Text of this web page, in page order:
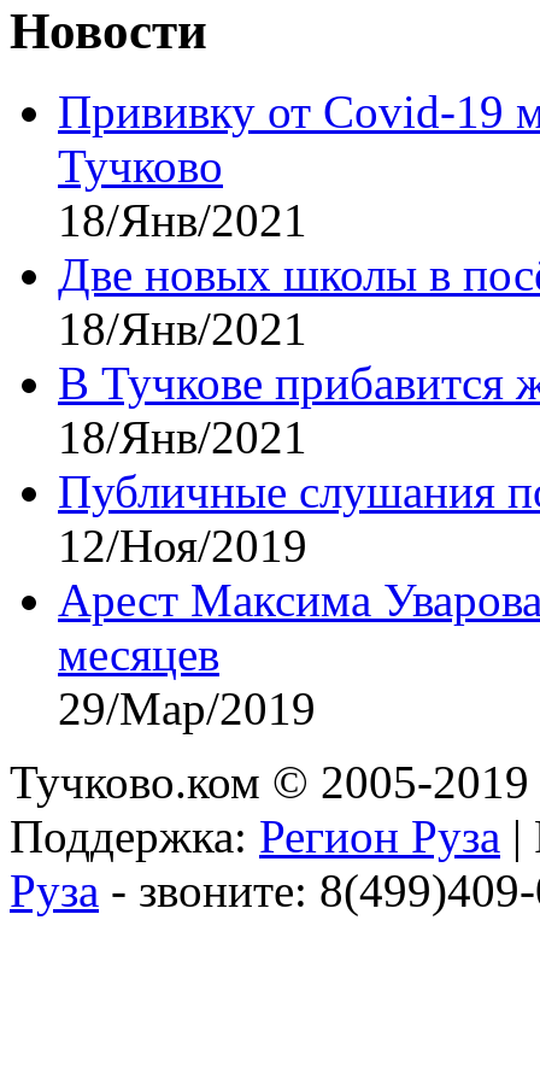
Новости
Прививку от Covid-19
Тучково
18/Янв/2021
Две новых школы в
18/Янв/2021
В Тучкове прибавится
18/Янв/2021
Публичные слушания
12/Ноя/2019
Арест Максима
месяцев
29/Мар/2019
Тучково.ком © 2005-2019
Поддержка: Регион Руза |
Руза - звоните: